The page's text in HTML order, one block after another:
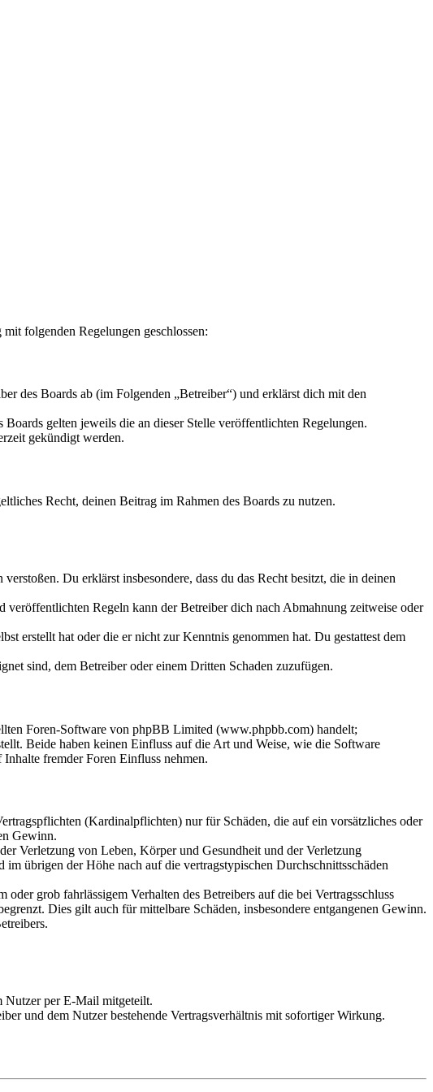
folgenden Regelungen geschlossen:
des Boards ab (im Folgenden „Betreiber“) und erklärst dich mit den
gelten jeweils die an dieser Stelle veröffentlichten Regelungen.
gekündigt werden.
Recht, deinen Beitrag im Rahmen des Boards zu nutzen.
Du erklärst insbesondere, dass du das Recht besitzt, die in deinen
veröffentlichten Regeln kann der Betreiber dich nach Abmahnung zeitweise oder
erstellt hat oder die er nicht zur Kenntnis genommen hat. Du gestattest dem
sind, dem Betreiber oder einem Dritten Schaden zuzufügen.
Foren-Software von phpBB Limited (www.phpbb.com) handelt;
Beide haben keinen Einfluss auf die Art und Weise, wie die Software
fremder Foren Einfluss nehmen.
(Kardinalpflichten) nur für Schäden, die auf ein vorsätzliches oder
Gewinn.
Verletzung von Leben, Körper und Gesundheit und der Verletzung
übrigen der Höhe nach auf die vertragstypischen Durchschnittsschäden
grob fahrlässigem Verhalten des Betreibers auf die bei Vertragsschluss
Dies gilt auch für mittelbare Schäden, insbesondere entgangenen Gewinn.
Nutzer per E-Mail mitgeteilt.
und dem Nutzer bestehende Vertragsverhältnis mit sofortiger Wirkung.